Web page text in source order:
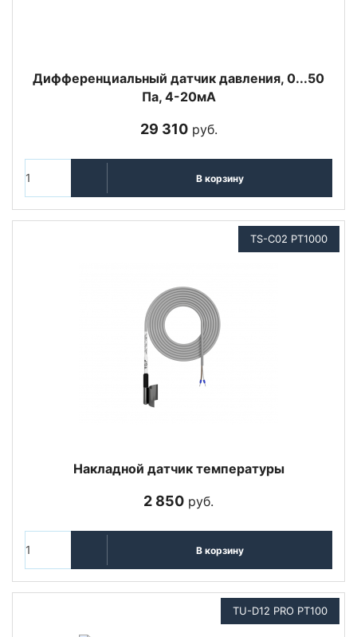
Дифференциальный датчик давления, 0...50
Па, 4-20мА
29 310руб.
В корзину
TS-C02 PT1000
Накладной датчик температуры
2 850 руб.
В корзину
TU-D12 PRO PT100